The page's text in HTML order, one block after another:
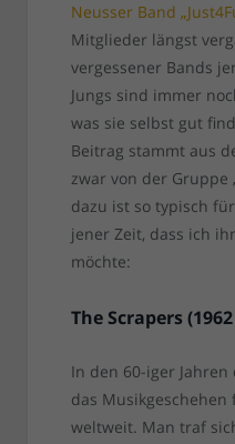
Neusser Band
Mitglieder längst
vergessener Bands
Jungs sind immer
was sie selbst gut
Beitrag stammt aus
zwar von der Gruppe
dazu ist so typisch
jener Zeit, dass ich
möchte:
The Scrapers
In den 60-iger
das
weltweit. Man traf